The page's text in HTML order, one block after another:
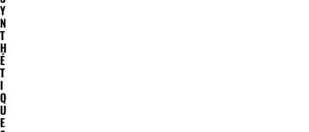
Y
N
T
H
É
T
I
Q
U
E